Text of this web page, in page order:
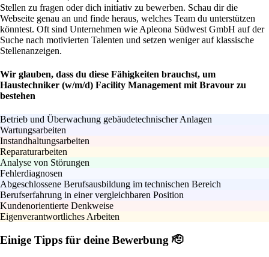
Stellen zu fragen oder dich initiativ zu bewerben. Schau dir die
Webseite genau an und finde heraus, welches Team du unterstützen
könntest. Oft sind Unternehmen wie Apleona Südwest GmbH auf der
Suche nach motivierten Talenten und setzen weniger auf klassische
Stellenanzeigen.
Wir glauben, dass du diese Fähigkeiten brauchst, um
Haustechniker (w/m/d) Facility Management mit Bravour zu
bestehen
Betrieb und Überwachung gebäudetechnischer Anlagen
Wartungsarbeiten
Instandhaltungsarbeiten
Reparaturarbeiten
Analyse von Störungen
Fehlerdiagnosen
Abgeschlossene Berufsausbildung im technischen Bereich
Berufserfahrung in einer vergleichbaren Position
Kundenorientierte Denkweise
Eigenverantwortliches Arbeiten
Einige Tipps für deine Bewerbung 🫡